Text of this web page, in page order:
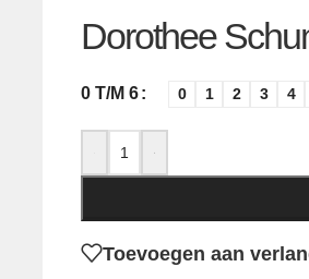
Dorothee
0 T/M 6 0 1 2 3 4
Toevoegen aan